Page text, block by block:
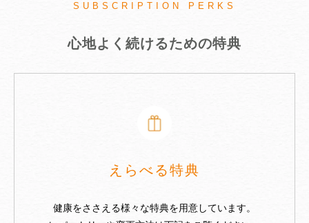
SUBSCRIPTION PERKS
心地よく続けるための特典
えらべる特典
健康をささえる様々な特典を用意しています。